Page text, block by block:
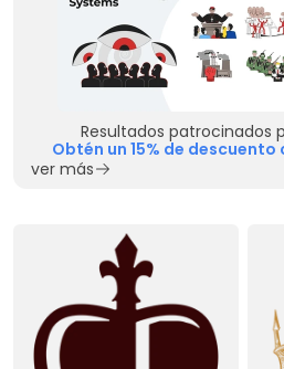
Resultados patrocinados
Obtén un 15% de descuento
ver más